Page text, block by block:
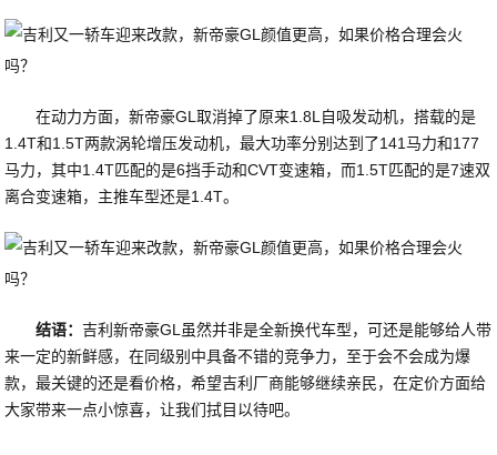
在动力方面，新帝豪GL取消掉了原来1.8L自吸发动机，搭载的是
1.4T和1.5T两款涡轮增压发动机，最大功率分别达到了141马力和177
马力，其中1.4T匹配的是6挡手动和CVT变速箱，而1.5T匹配的是7速双
离合变速箱，主推车型还是1.4T。
结语：吉利新帝豪GL虽然并非是全新换代车型，可还是能够给人带
来一定的新鲜感，在同级别中具备不错的竞争力，至于会不会成为爆
款，最关键的还是看价格，希望吉利厂商能够继续亲民，在定价方面给
大家带来一点小惊喜，让我们拭目以待吧。